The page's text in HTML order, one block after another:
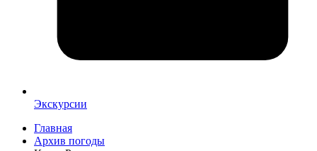
Экскурсии
Главная
Архив погоды